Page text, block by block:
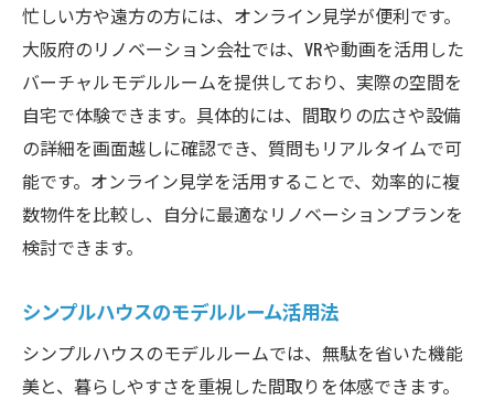
忙しい方や遠方の方には、オンライン見学が便利です。
大阪府のリノベーション会社では、VRや動画を活用した
バーチャルモデルルームを提供しており、実際の空間を
自宅で体験できます。具体的には、間取りの広さや設備
の詳細を画面越しに確認でき、質問もリアルタイムで可
能です。オンライン見学を活用することで、効率的に複
数物件を比較し、自分に最適なリノベーションプランを
検討できます。
シンプルハウスのモデルルーム活用法
シンプルハウスのモデルルームでは、無駄を省いた機能
美と、暮らしやすさを重視した間取りを体感できます。